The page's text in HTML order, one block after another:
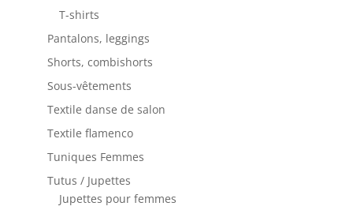
T-shirts
Pantalons, leggings
Shorts, combishorts
Sous-vêtements
Textile danse de salon
Textile flamenco
Tuniques Femmes
Tutus / Jupettes
Jupettes pour femmes